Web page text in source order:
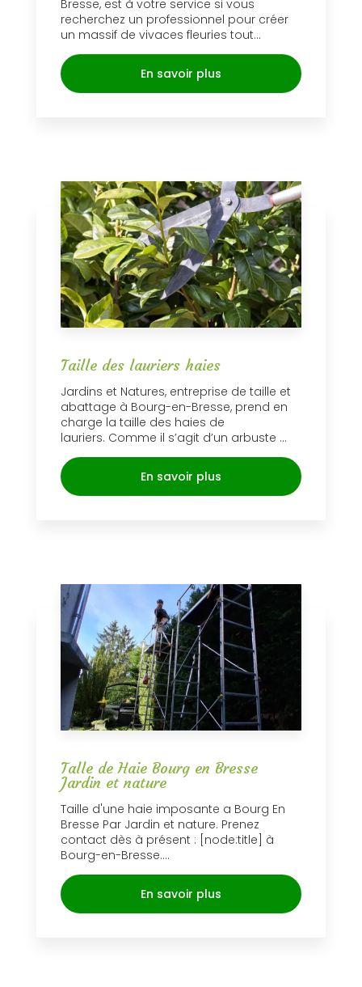
Bresse, est à votre service si vous
recherchez un professionnel pour créer
un massif de vivaces fleuries tout...
En savoir plus
Taille des lauriers haies
Jardins et Natures, entreprise de taille et
abattage à Bourg-en-Bresse, prend en
charge la taille des haies de
lauriers. Comme il s’agit d’un arbuste ...
En savoir plus
Talle de Haie Bourg en Bresse
Jardin et nature
Taille d'une haie imposante a Bourg En
Bresse Par Jardin et nature. Prenez
contact dès à présent : [node:title] à
Bourg-en-Bresse....
En savoir plus